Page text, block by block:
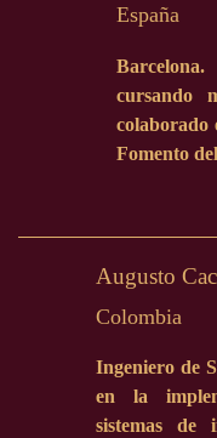
España
cursando
colaborado
Fomento
Augusto
Colombia
Ingeniero de
en la
sistemas de